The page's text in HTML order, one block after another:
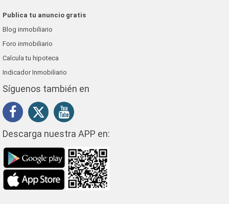
Publica tu anuncio gratis
Blog inmobiliario
Foro inmobiliario
Calcula tu hipoteca
Indicador Inmobiliario
Síguenos también en
Descarga nuestra APP en: